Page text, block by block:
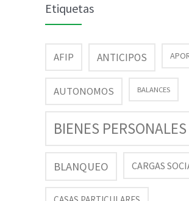
Etiquetas
AFIP ANTICIPOS
AUTONOMOS BALANCES
BIENES PERSONALES
BLANQUEO CARGAS